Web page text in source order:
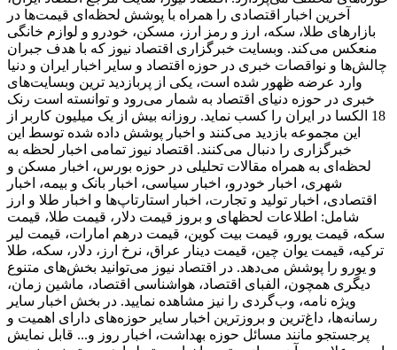
آخرین اخبار اقتصادی را همراه با پوشش لحظه‌ای قیمت‌ها در
بازارهای طلا، سکه، ارز و رمز ارز، مسکن، خودرو و لوازم خانگی
منعکس می‌کند. وبسایت خبرگزاری اقتصاد نیوز که با هدف جبران
چالش‌ها و نواقصات خبری در حوزه اقتصاد و سایر اخبار ایران و دنیا
وارد عرضه ظهور شده است، یکی از پربازدید ترین وبسایت‌های
خبری در حوزه دنیای اقتصاد به شمار می‌رود و توانسته است رنک
18 الکسا در ایران را کسب نماید. روزانه بیش از یک میلیون کاربر از
این مجموعه بازدید می‌کنند و اخبار پوشش داده شده توسط این
خبرگزاری را دنبال می‌کنند. اقتصاد نیوز تمامی اخبار لحظه به
لحظه‌ای به همراه مقالات تحلیلی در حوزه بورس، اخبار مسکن و
شهری، اخبار خودرو، اخبار سیاسی، اخبار بانک و بیمه، اخبار
اقتصادی، اخبار تولید و تجارت، اخبار استارتاپ‌ها و اخبار طلا و ارز
شامل: اطلاعات لحظهای و بروز قیمت دلار، قیمت طلا، قیمت
سکه، قیمت یورو، قیمت بیت کوین، قیمت درهم امارات، قیمت لیر
ترکیه، قیمت یوان چین، قیمت دینار عراق، نرخ ارز، دلار، سکه، طلا
و یورو را پوشش می‌دهد. در اقتصاد نیوز می‌توانید بخش‌های متنوع
دیگری همچون، الفبای اقتصاد، هواشناسی اقتصاد، ماشین زمان،
ویژه نامه، وب‌گردی را نیز مشاهده نمایید. در بخش اخبار سایر
رسانه‌ها، داغ‌ترین و بروزترین اخبار سایر حوزه‌های دارای اهمیت و
پرجستجو مانند مسائل حوزه بهداشت، اخبار روز و... قابل نمایش